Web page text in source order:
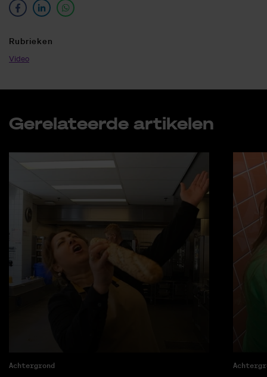
Ru­brie­ken
Video
Ge­re­la­teer­de ar­ti­ke­len
Achtergrond